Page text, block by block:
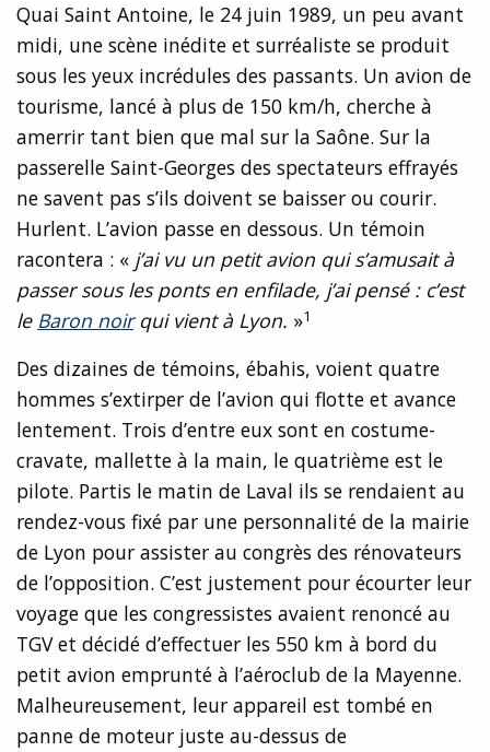
Quai Saint Antoine, le 24 juin 1989, un peu avant
midi, une scène inédite et surréaliste se produit
sous les yeux incrédules des passants. Un avion de
tourisme, lancé à plus de 150 km/h, cherche à
amerrir tant bien que mal sur la Saône. Sur la
passerelle Saint-Georges des spectateurs effrayés
ne savent pas s’ils doivent se baisser ou courir.
Hurlent. L’avion passe en dessous. Un témoin
racontera : « j’ai vu un petit avion qui s’amusait à
passer sous les ponts en enfilade, j’ai pensé : c’est
le Baron noirqui vient à Lyon. »1
Des dizaines de témoins, ébahis, voient quatre
hommes s’extirper de l’avion qui flotte et avance
lentement. Trois d’entre eux sont en costume-
cravate, mallette à la main, le quatrième est le
pilote. Partis le matin de Laval ils se rendaient au
rendez-vous fixé par une personnalité de la mairie
de Lyon pour assister au congrès des rénovateurs
de l’opposition. C’est justement pour écourter leur
voyage que les congressistes avaient renoncé au
TGV et décidé d’effectuer les 550 km à bord du
petit avion emprunté à l’aéroclub de la Mayenne.
Malheureusement, leur appareil est tombé en
panne de moteur juste au-dessus de